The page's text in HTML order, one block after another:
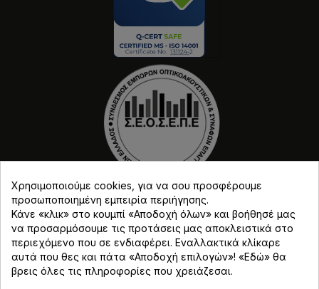
Copyright © Djmania 2026 / Οι τιμές περιλαμβάνουν
Χρησιμοποιούμε cookies, για να σου προσφέρουμε
προσωποποιημένη εμπειρία περιήγησης.
Κάνε «κλικ» στο κουμπί «Αποδοχή όλων» και βοήθησέ μας
να προσαρμόσουμε τις προτάσεις μας αποκλειστικά στο
περιεχόμενο που σε ενδιαφέρει. Εναλλακτικά κλίκαρε
αυτά που θες και πάτα «Αποδοχή επιλογών»! «Εδώ» θα
βρεις όλες τις πληροφορίες που χρειάζεσαι.